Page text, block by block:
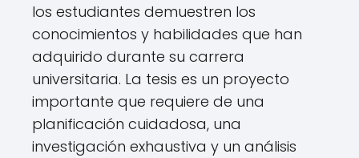
los estudiantes demuestren los
conocimientos y habilidades que han
adquirido durante su carrera
universitaria. La tesis es un proyecto
importante que requiere de una
planificación cuidadosa, una
investigación exhaustiva y un análisis